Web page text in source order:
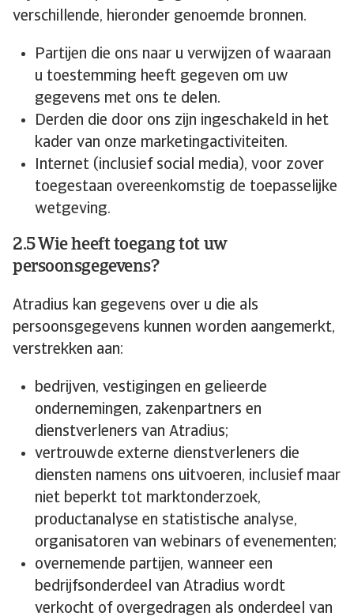
verschillende, hieronder genoemde bronnen.
Partijen die ons naar u verwijzen of waaraan
u toestemming heeft gegeven om uw
gegevens met ons te delen.
Derden die door ons zijn ingeschakeld in het
kader van onze marketingactiviteiten.
Internet (inclusief social media), voor zover
toegestaan overeenkomstig de toepasselijke
wetgeving.
2.5 Wie heeft toegang tot uw
persoonsgegevens?
Atradius kan gegevens over u die als
persoonsgegevens kunnen worden aangemerkt,
verstrekken aan:
bedrijven, vestigingen en gelieerde
ondernemingen, zakenpartners en
dienstverleners van Atradius;
vertrouwde externe dienstverleners die
diensten namens ons uitvoeren, inclusief maar
niet beperkt tot marktonderzoek,
productanalyse en statistische analyse,
organisatoren van webinars of evenementen;
overnemende partijen, wanneer een
bedrijfsonderdeel van Atradius wordt
verkocht of overgedragen als onderdeel van